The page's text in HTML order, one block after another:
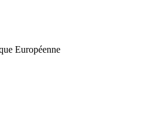
Européenne